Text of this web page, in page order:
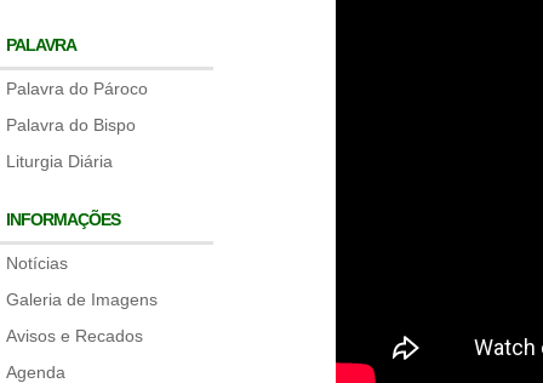
PALAVRA
Palavra do Pároco
Palavra do Bispo
Liturgia Diária
INFORMAÇÕES
Notícias
Galeria de Imagens
Avisos e Recados
Agenda